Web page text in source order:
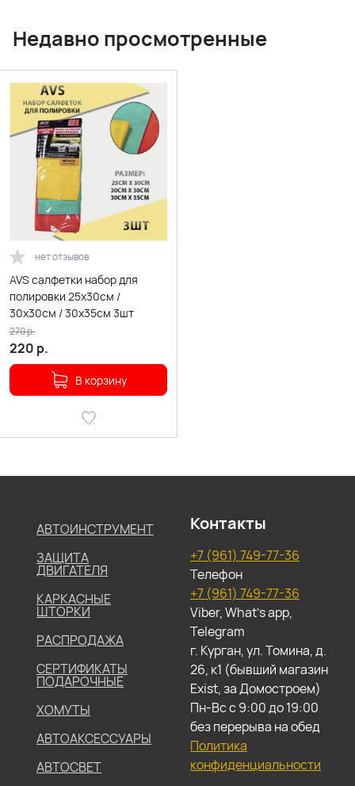
Недавно просмотренные
нет отзывов
AVS салфетки набор для
полировки 25х30см /
30х30см / 30х35см 3шт
220 р.
270р.
В корзину
АВТОИНСТРУМЕНТ
ЗАЩИТА
ДВИГАТЕЛЯ
КАРКАСНЫЕ
ШТОРКИ
РАСПРОДАЖА
СЕРТИФИКАТЫ
ПОДАРОЧНЫЕ
ХОМУТЫ
АВТОАКСЕССУАРЫ
АВТОСВЕТ
Контакты
+7 (961) 749-77-36
Телефон
+7 (961) 749-77-36
Viber, What's app,
Telegram
г. Курган, ул. Томина, д.
26, к1 (бывший магазин
Exist, за Домостроем)
Пн-Вс с 9:00 до 19:00
без перерыва на обед
Политика
конфиденциальности